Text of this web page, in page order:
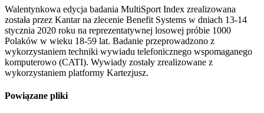
Walentynkowa edycja badania MultiSport Index zrealizowana
została przez Kantar na zlecenie Benefit Systems w dniach 13-14
stycznia 2020 roku na reprezentatywnej losowej próbie 1000
Polaków w wieku 18-59 lat. Badanie przeprowadzono z
wykorzystaniem techniki wywiadu telefonicznego wspomaganego
komputerowo (CATI). Wywiady zostały zrealizowane z
wykorzystaniem platformy Kartezjusz.
Powiązane pliki